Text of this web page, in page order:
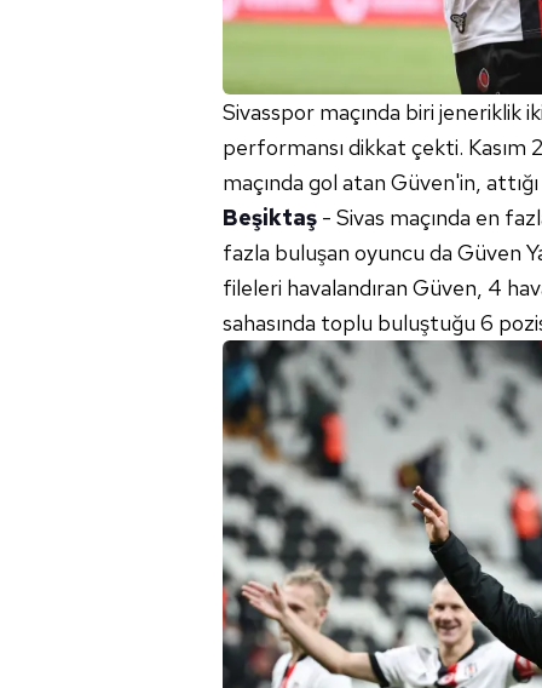
Sivasspor maçında biri jeneriklik
performansı dikkat çekti. Kasım
maçında gol atan Güven'in,
Beşiktaş - Sivas maçında en
fazla buluşan oyuncu da Güven
fileleri havalandıran Güven, 4
sahasında toplu buluştuğu 6